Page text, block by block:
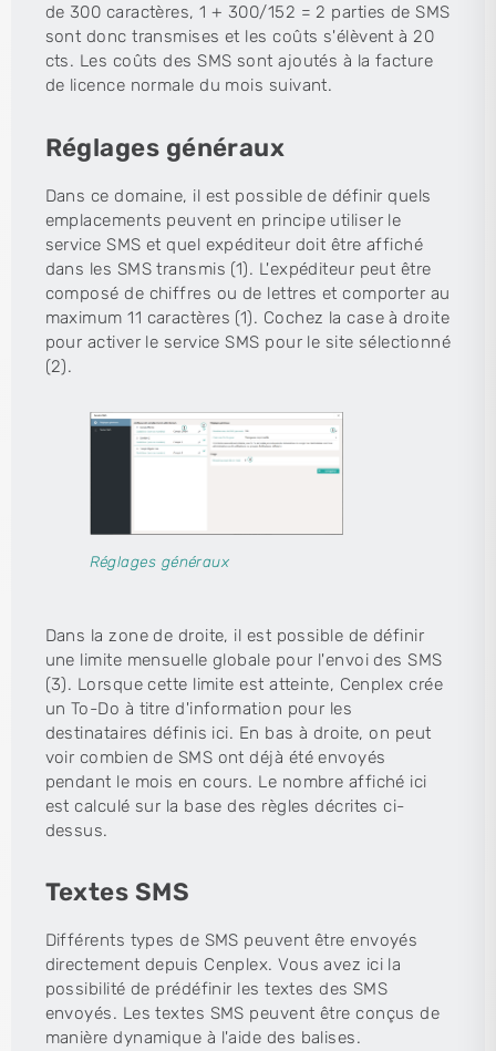
de 300 caractères, 1 + 300/152 = 2 parties de SMS
sont donc transmises et les coûts s'élèvent à 20
cts. Les coûts des SMS sont ajoutés à la facture
de licence normale du mois suivant.
Réglages généraux
Dans ce domaine, il est possible de définir quels
emplacements peuvent en principe utiliser le
service SMS et quel expéditeur doit être affiché
dans les SMS transmis (1). L'expéditeur peut être
composé de chiffres ou de lettres et comporter au
maximum 11 caractères (1). Cochez la case à droite
pour activer le service SMS pour le site sélectionné
(2).
Réglages généraux
Dans la zone de droite, il est possible de définir
une limite mensuelle globale pour l'envoi des SMS
(3). Lorsque cette limite est atteinte, Cenplex crée
un To-Do à titre d'information pour les
destinataires définis ici. En bas à droite, on peut
voir combien de SMS ont déjà été envoyés
pendant le mois en cours. Le nombre affiché ici
est calculé sur la base des règles décrites ci-
dessus.
Textes SMS
Différents types de SMS peuvent être envoyés
directement depuis Cenplex. Vous avez ici la
possibilité de prédéfinir les textes des SMS
envoyés. Les textes SMS peuvent être conçus de
manière dynamique à l'aide des balises.